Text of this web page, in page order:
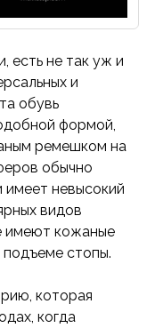
есть не так уж и
и
обувь
формой,
ремешком на
обычно
имеет невысокий
видов
имеют кожаные
стопы.
которая
когда